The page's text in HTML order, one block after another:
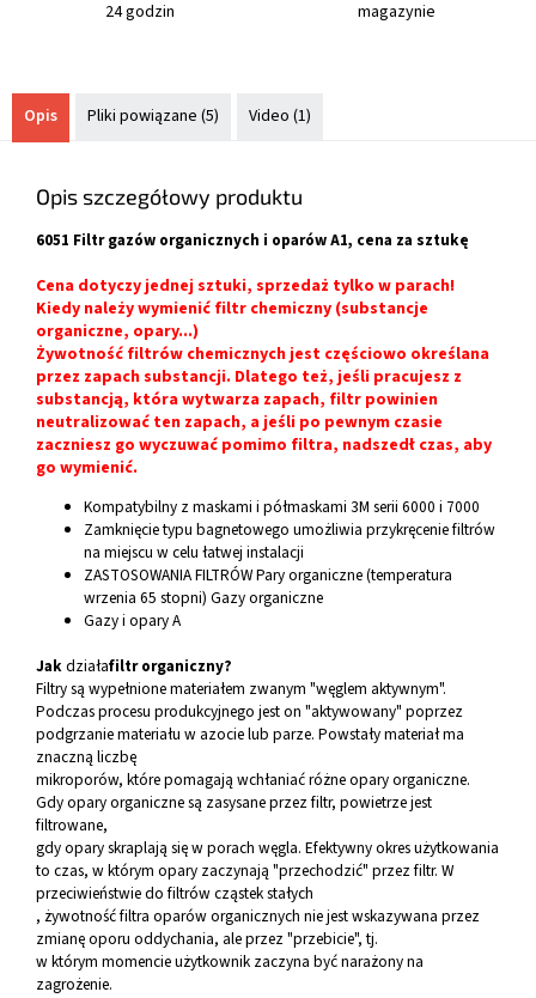
24 godzin
magazynie
Opis Pliki powiązane (5) Video (1)
Opis szczegółowy produktu
6051 Filtr gazów organicznych i oparów A1, cena za sztukę
Cena dotyczy jednej sztuki, sprzedaż tylko w parach!
Kiedy należy wymienić filtr chemiczny (substancje
organiczne, opary...)
Żywotność filtrów chemicznych jest częściowo określana
przez zapach substancji. Dlatego też, jeśli pracujesz z
substancją, która wytwarza zapach, filtr powinien
neutralizować ten zapach, a jeśli po pewnym czasie
zaczniesz go wyczuwać pomimo filtra, nadszedł czas, aby
go wymienić.
Kompatybilny z maskami i półmaskami 3M serii 6000 i 7000
Zamknięcie typu bagnetowego umożliwia przykręcenie filtrów
na miejscu w celu łatwej instalacji
ZASTOSOWANIA FILTRÓW Pary organiczne (temperatura
wrzenia 65 stopni) Gazy organiczne
Gazy i opary A
Jakdziałafiltr organiczny?
Filtry są wypełnione materiałem zwanym "węglem aktywnym".
Podczas procesu produkcyjnego jest on "aktywowany" poprzez
podgrzanie materiału w azocie lub parze. Powstały materiał ma
znaczną liczbę
mikroporów, które pomagają wchłaniać różne opary organiczne.
Gdy opary organiczne są zasysane przez filtr, powietrze jest
filtrowane,
gdy opary skraplają się w porach węgla. Efektywny okres użytkowania
to czas, w którym opary zaczynają "przechodzić" przez filtr. W
przeciwieństwie do filtrów cząstek stałych
, żywotność filtra oparów organicznych nie jest wskazywana przez
zmianę oporu oddychania, ale przez "przebicie", tj.
w którym momencie użytkownik zaczyna być narażony na
zagrożenie.